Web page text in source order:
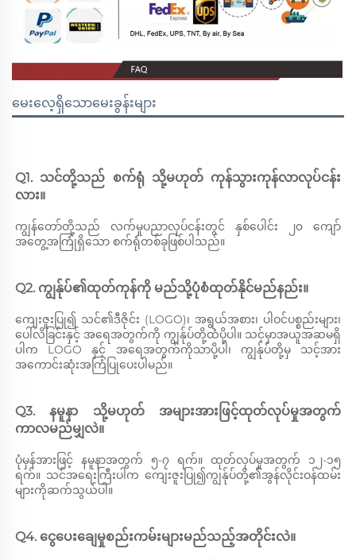
မေးလေ့ရှိသောမေးခွန်းများ
Q1. သင်တို့သည် စက်ရုံ သို့မဟုတ် ကုန်သွားကုန်လာလုပ်ငန်း
လား။
ကျွန်တော်တို့သည် လက်မှုပညာလုပ်ငန်းတွင် နှစ်ပေါင်း ၂၀ ကျော်
အတွေ့အကြုံရှိသော စက်ရုံတစ်ခုဖြစ်ပါသည်။
Q2. ကျွန်ုပ်၏ထုတ်ကုန်ကို မည်သို့ပုံစံထုတ်နိုင်မည်နည်း။
ကျေးဇူးပြု၍ သင်၏ဒီဇိုင်း (LOGO)၊ အရွယ်အစား၊ ပါဝင်ပစ္စည်းများ၊
ပေါ်လိခြင်းနှင့် အရေအတွက်ကို ကျွန်ုပ်တို့ထံပို့ပါ။ သင့်မှာအယူအဆမရှိ
ပါက LOGO နှင့် အရေအတွက်ကိုသာပို့ပါ၊ ကျွန်ုပ်တို့မှ သင့်အား
အကောင်းဆုံးအကြံပြုပေးပါမည်။
Q3. နမူနာ သို့မဟုတ် အများအားဖြင့်ထုတ်လုပ်မှုအတွက်
ကာလမည်မျှလဲ။
ပုံမှန်အားဖြင့် နမူနာအတွက် ၅-၇ ရက်။ ထုတ်လုပ်မှုအတွက် ၁၂-၁၅
ရက်။ သင်အရေးကြီးပါက ကျေးဇူးပြု၍ကျွန်ုပ်တို့၏အွန်လိုင်းဝန်ထမ်း
များကိုဆက်သွယ်ပါ။
Q4. ငွေပေးချေမှုစည်းကမ်းများမည်သည့်အတိုင်းလဲ။